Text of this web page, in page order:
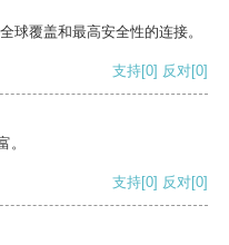
球覆盖和最高安全性的连接。
支持[0] 反对[0]
。
支持[0] 反对[0]